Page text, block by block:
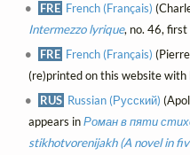
FRE French (Français)
Intermezzo lyrique, no. 46,
FRE French (Français)
(re)printed on this website with
RUS Russian (Русский)
appears inРоман в пяти
stikhotvorenijakh (A novel in